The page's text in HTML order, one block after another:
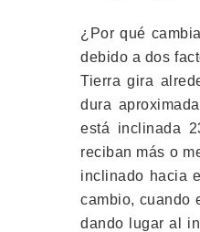
¿Por qué
debido a dos
Tierra gira
dura
está inclinada
reciban más o
inclinado hacia
cambio, cuando
dando lugar al